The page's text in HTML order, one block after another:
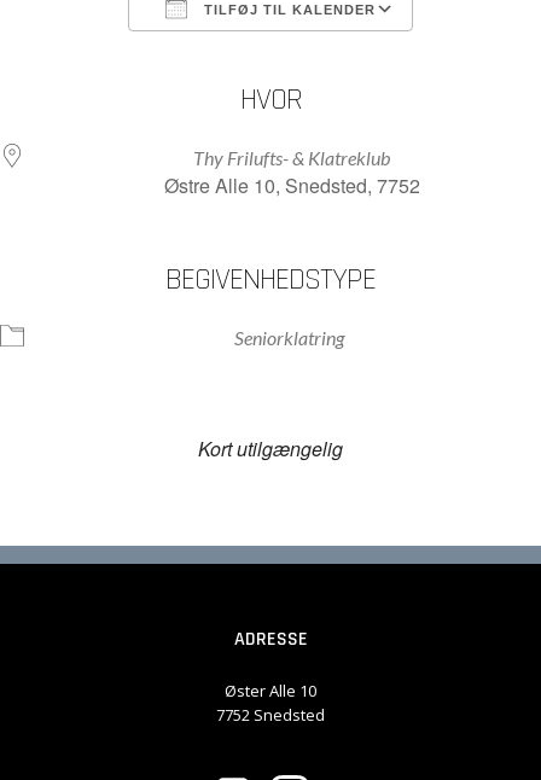
TILFØJ TIL KALENDER
HVOR
Thy Frilufts- & Klatreklub
Østre Alle 10, Snedsted, 7752
BEGIVENHEDSTYPE
Seniorklatring
Kort utilgængelig
ADRESSE
Øster Alle 10
7752 Snedsted